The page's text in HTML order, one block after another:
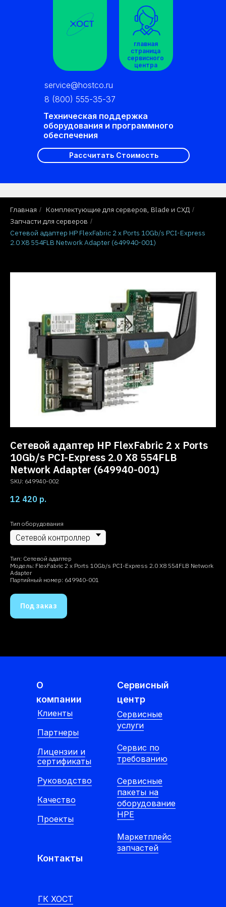
Рассчитать Стоимость
Техническая поддержка
оборудования и программного
обеспечения
service@hostco.ru
главная
страница
сервисного
центра
8 (800) 555-35-37
Главная / Комплектующие для серверов, Blade и СХД /
Запчасти для серверов /
Сетевой адаптер HP FlexFabric 2 x Ports 10Gb/s PCI-Express
2.0 X8 554FLB Network Adapter (649940-001)
Сетевой адаптер HP FlexFabric 2 x Ports
10Gb/s PCI-Express 2.0 X8 554FLB
Network Adapter (649940-001)
SKU: 649940-002
12 420 р.
Тип оборудования
Тип: Сетевой адаптер
Модель: FlexFabric 2 x Ports 10Gb/s PCI-Express 2.0 X8 554FLB Network
Adapter
Партийный номер: 649940-001
Под заказ
ГК ХОСТ
Контакты
Cервисные
услуги
Сервис по
требованию
Сервисные
пакеты на
оборудование
HPE
Маркетплейс
запчастей
Сервисный
центр
Клиенты
Партнеры
Лицензии и
сертификаты
Руководство
Качество
Проекты
О
компании